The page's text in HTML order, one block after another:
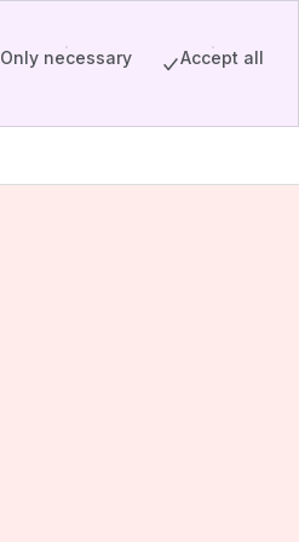
Only necessary Accept all